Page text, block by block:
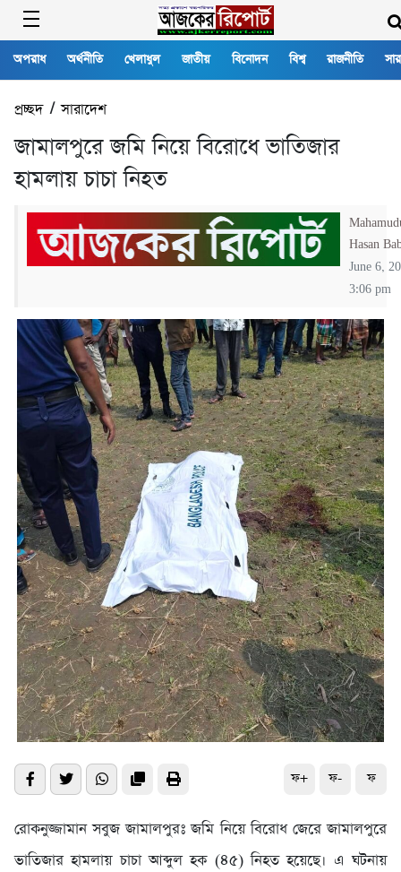
অপরাধ অর্থনীতি খেলাধুল জাতীয় বিনোদন বিশ্ব রাজনীতি
প্রচ্ছদ/সারাদেশ
জামালপুরে জমি নিয়ে বিরোধে ভাতিজার
হামলায় চাচা নিহত
Hasan
June 6,
3:06 pm
ফ+ ফ- ফ
রোকনুজ্জামান সবুজ জামালপুরঃ জমি নিয়ে বিরোধ জেরে জামালপুরে
ভাতিজার হামলায় চাচা আব্দুল হক (৪৫) নিহত হয়েছে। এ ঘটনায়